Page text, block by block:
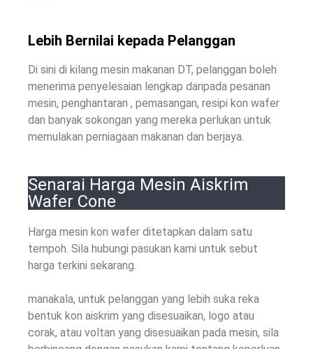
Lebih Bernilai kepada Pelanggan
Di sini di kilang mesin makanan DT, pelanggan boleh
menerima penyelesaian lengkap daripada pesanan
mesin, penghantaran , pemasangan, resipi kon wafer
dan banyak sokongan yang mereka perlukan untuk
memulakan perniagaan makanan dan berjaya.
Senarai Harga Mesin Aiskrim
Wafer Cone
Harga mesin kon wafer ditetapkan dalam satu
tempoh. Sila hubungi pasukan kami untuk sebut
harga terkini sekarang.
manakala, untuk pelanggan yang lebih suka reka
bentuk kon aiskrim yang disesuaikan, logo atau
corak, atau voltan yang disesuaikan pada mesin, sila